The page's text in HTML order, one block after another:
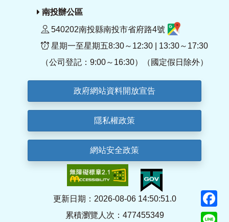
南投辦公區
540202南投縣南投市省府路4號
星期一至星期五8:30～12:30 | 13:30～17:30
（公司登記：9:00～16:30）（國定假日除外）
政府網站資料開放宣告
隱私權政策
網站安全政策
更新日期：2026-08-06 14:50:51.0
累積瀏覽人次：477455349